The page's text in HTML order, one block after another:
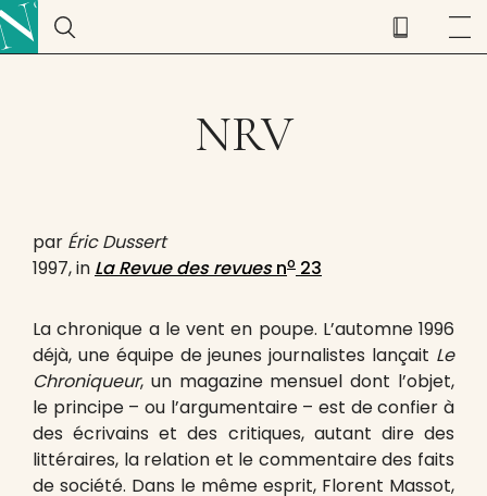
NRV
par Éric Dussert
1997, in La Revue des revuesno 23
La chronique a le vent en poupe. L’automne 1996
déjà, une équipe de jeunes journalistes lançait Le
Chroniqueur, un magazine mensuel dont l’objet,
le principe – ou l’argumentaire – est de confier à
des écrivains et des critiques, autant dire des
littéraires, la relation et le commentaire des faits
de société. Dans le même esprit, Florent Massot,